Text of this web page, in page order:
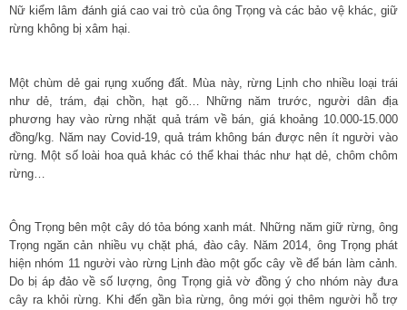
Nữ kiểm lâm đánh giá cao vai trò của ông Trọng và các bảo vệ khác, giữ
rừng không bị xâm hại.
Một chùm dẻ gai rụng xuống đất. Mùa này, rừng Lịnh cho nhiều loại trái
như dẻ, trám, đại chồn, hạt gõ… Những năm trước, người dân địa
phương hay vào rừng nhặt quả trám về bán, giá khoảng 10.000-15.000
đồng/kg. Năm nay Covid-19, quả trám không bán được nên ít người vào
rừng. Một số loài hoa quả khác có thể khai thác như hạt dẻ, chôm chôm
rừng…
Ông Trọng bên một cây dó tỏa bóng xanh mát. Những năm giữ rừng, ông
Trọng ngăn cản nhiều vụ chặt phá, đào cây. Năm 2014, ông Trọng phát
hiện nhóm 11 người vào rừng Lịnh đào một gốc cây về để bán làm cảnh.
Do bị áp đảo về số lượng, ông Trọng giả vờ đồng ý cho nhóm này đưa
cây ra khỏi rừng. Khi đến gần bìa rừng, ông mới gọi thêm người hỗ trợ